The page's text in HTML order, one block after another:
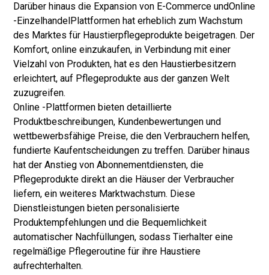
Darüber hinaus die Expansion von E-Commerce undOnline
-EinzelhandelPlattformen hat erheblich zum Wachstum
des Marktes für Haustierpflegeprodukte beigetragen. Der
Komfort, online einzukaufen, in Verbindung mit einer
Vielzahl von Produkten, hat es den Haustierbesitzern
erleichtert, auf Pflegeprodukte aus der ganzen Welt
zuzugreifen.
Online -Plattformen bieten detaillierte
Produktbeschreibungen, Kundenbewertungen und
wettbewerbsfähige Preise, die den Verbrauchern helfen,
fundierte Kaufentscheidungen zu treffen. Darüber hinaus
hat der Anstieg von Abonnementdiensten, die
Pflegeprodukte direkt an die Häuser der Verbraucher
liefern, ein weiteres Marktwachstum. Diese
Dienstleistungen bieten personalisierte
Produktempfehlungen und die Bequemlichkeit
automatischer Nachfüllungen, sodass Tierhalter eine
regelmäßige Pflegeroutine für ihre Haustiere
aufrechterhalten.